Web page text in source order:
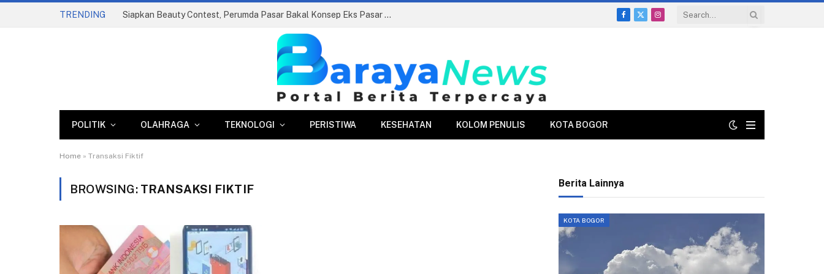
TRENDING Siapkan Beauty Contest, Perumda Pasar Bakal Konsep Eks Pasar Bogor Jadi Kawasan Terpadu
Facebook
X
Instagram
POLITIK OLAHRAGA TEKNOLOGI PERISTIWA KESEHATAN KOLOM PENULIS KOTA BOGOR
Home » Transaksi Fiktif
BROWSING: TRANSAKSI FIKTIF Berita Lainnya
KOTA BOGOR